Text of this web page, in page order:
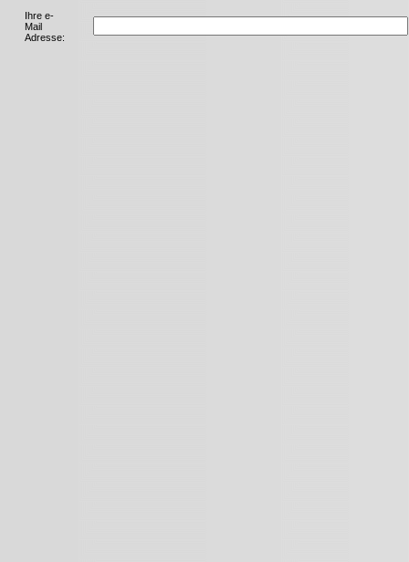
Ihre e-
Mail
Adresse: